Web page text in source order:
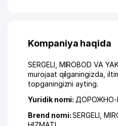
Kompaniya haqida
SERGELI, MIROBOD VA
murojaat qilganingizda,
topganingizni ayting.
Yuridik nomi: ДОРОЖНО-
Brend nomi:SERGELI,